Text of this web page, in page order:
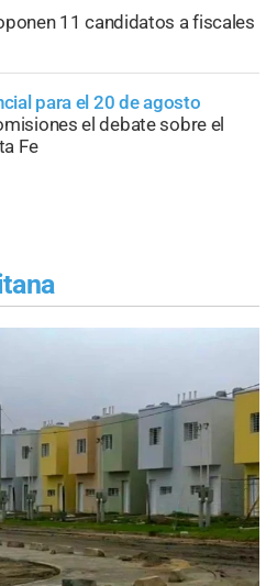
11 candidatos a fiscales
para el 20 de agosto
el debate sobre el
Fe